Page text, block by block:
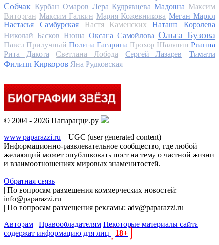
Собчак Курбан Омаров Лера Кудрявцева Мадонна Максим
Виторган Максим Галкин Мария Кожевникова Меган Маркл
Настасья Самбурская
Настя Каменских
Наташа Королева
Николай Басков Нюша Оксана Самойлова Ольга Бузова
Павел Прилучный Полина Гагарина Прохор Шаляпин Рианна
Рита Дакота
Светлана Лобода Сергей Лазарев
Тимати
Филипп Киркоров Яна Рудковская
© 2004 - 2026 Папарацци.ру
www.paparazzi.ru – UGC (user generated content)
Информационно-развлекательное сообщество, где любой
желающий может опубликовать пост на тему о частной жизни
и взаимоотношениях мировых знаменитостей.
Обратная связь
| По вопросам размещения коммерческих новостей:
info@paparazzi.ru
| По вопросам размещения рекламы: adv@paparazzi.ru
Авторам
Правообладателям Некоторые материалы сайта
содержат информацию для лиц
18+